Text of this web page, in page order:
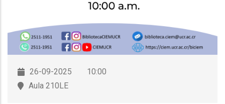
26-09-2025
10:00
Aula 210LE